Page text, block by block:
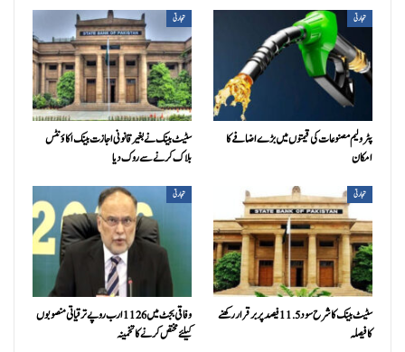
تجارتی
پٹرولیم مصنوعات کی قیمتوں میں بڑے اضافے کا
امکان
تجارتی
سٹیٹ بینک نے بغیر قانونی اجازت بینک اکاؤنٹس
بلاک کرنے سے روک دیا
تجارتی
سٹیٹ بینک کا شرح سود 11.5 فیصد پر برقرار رکھنے
کا فیصلہ
تجارتی
وفاقی بجٹ میں 1126 ارب روپے ترقیاتی منصوبوں
کیلئے مختص کرنے کا تخمینہ